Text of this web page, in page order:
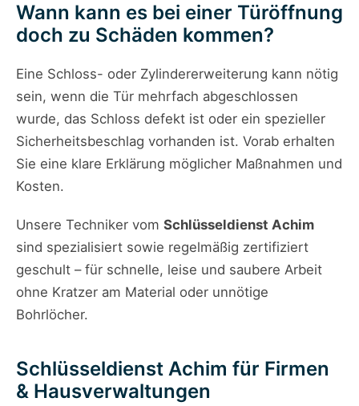
Wann kann es bei einer Türöffnung
doch zu Schäden kommen?
Eine Schloss- oder Zylindererweiterung kann nötig
sein, wenn die Tür mehrfach abgeschlossen
wurde, das Schloss defekt ist oder ein spezieller
Sicherheitsbeschlag vorhanden ist. Vorab erhalten
Sie eine klare Erklärung möglicher Maßnahmen und
Kosten.
Unsere Techniker vom Schlüsseldienst Achim
sind spezialisiert sowie regelmäßig zertifiziert
geschult – für schnelle, leise und saubere Arbeit
ohne Kratzer am Material oder unnötige
Bohrlöcher.
Schlüsseldienst Achim für Firmen
& Hausverwaltungen